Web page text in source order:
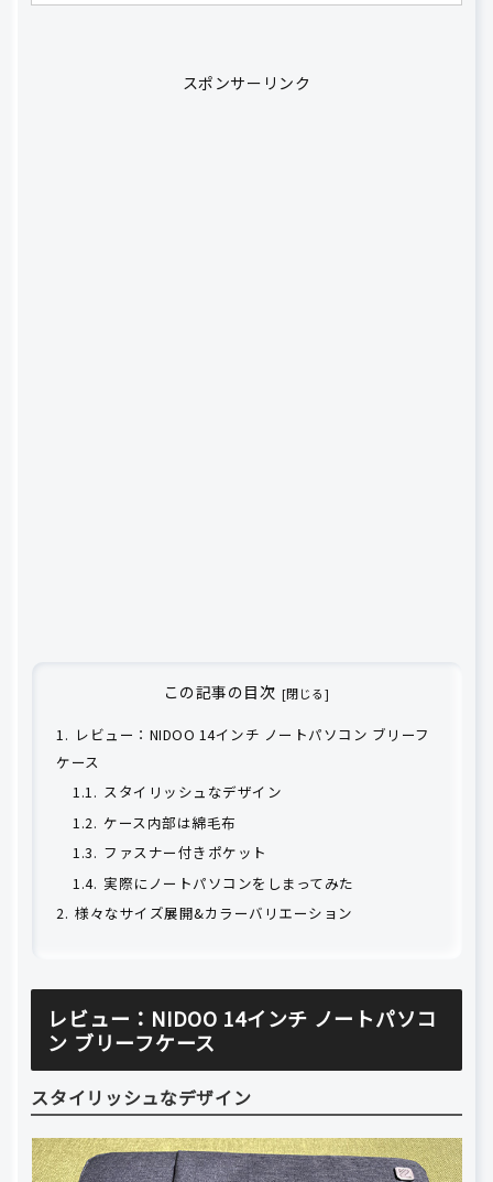
スポンサーリンク
この記事の目次
レビュー：NIDOO 14インチ ノートパソコン ブリーフ
ケース
スタイリッシュなデザイン
ケース内部は綿毛布
ファスナー付きポケット
実際にノートパソコンをしまってみた
様々なサイズ展開&カラーバリエーション
レビュー：NIDOO 14インチ ノートパソコ
ン ブリーフケース
スタイリッシュなデザイン